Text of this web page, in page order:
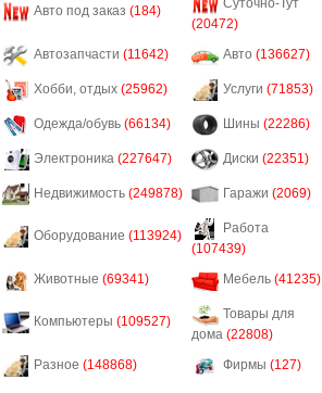
Авто под заказ (184)
Суточно-Тут
(20472)
Автозапчасти (11642) Авто (136627)
Хобби, отдых (25962) Услуги (71853)
Одежда/обувь (66134) Шины (22286)
Электроника (227647) Диски (22351)
Недвижимость (249878) Гаражи (2069)
Оборудование (113924)
Работа
(107439)
Животные (69341) Мебель (41235)
Компьютеры (109527)
Товары для
дома (22808)
Разное (148868) Фирмы (127)